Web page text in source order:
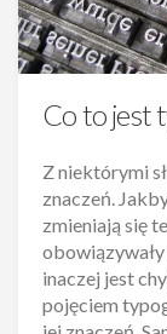
Co to jest
Z niektórymi
znaczeń.
zmieniają się
obowiązywały
inaczej jest
pojęciem